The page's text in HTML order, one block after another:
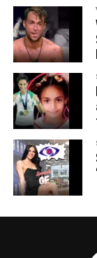
pubblico.
commedia o
costruire una
rinunciare a
considera la
Post Views: